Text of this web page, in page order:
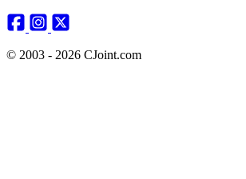
© 2003 - 2026 CJoint.com